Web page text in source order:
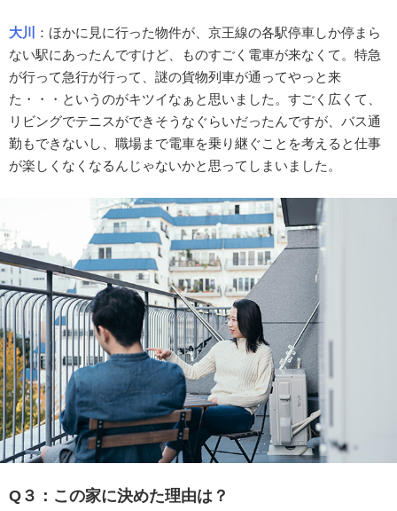
大川
：ほかに見に行った物件が、京王線の各駅停車しか停まら
ない駅にあったんですけど、ものすごく電車が来なくて。特急
が行って急行が行って、謎の貨物列車が通ってやっと来
た・・・というのがキツイなぁと思いました。すごく広くて、
リビングでテニスができそうなぐらいだったんですが、バス通
勤もできないし、職場まで電車を乗り継ぐことを考えると仕事
が楽しくなくなるんじゃないかと思ってしまいました。
Q３：この家に決めた理由は？